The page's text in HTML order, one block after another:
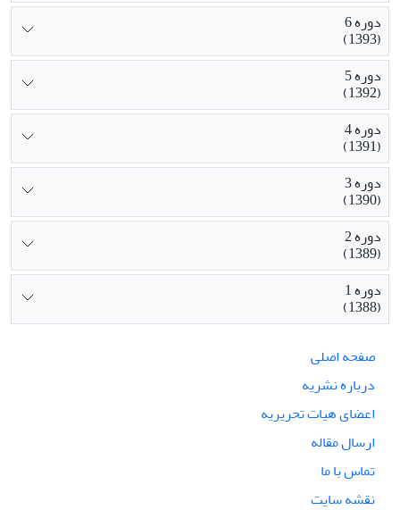
دوره 6
(1393)
دوره 5
(1392)
دوره 4
(1391)
دوره 3
(1390)
دوره 2
(1389)
دوره 1
(1388)
صفحه اصلی
درباره نشریه
اعضای هیات تحریریه
ارسال مقاله
تماس با ما
نقشه سایت